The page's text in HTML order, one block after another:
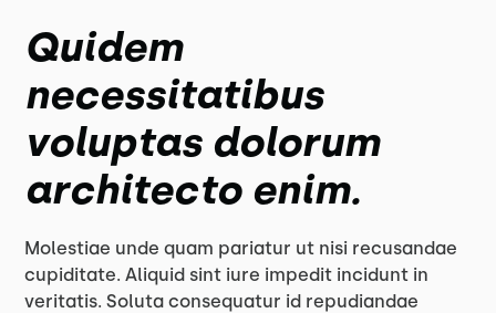
Quidem
necessitatibus
voluptas dolorum
architecto enim.
Molestiae unde quam pariatur ut nisi recusandae
cupiditate. Aliquid sint iure impedit incidunt in
veritatis. Soluta consequatur id repudiandae